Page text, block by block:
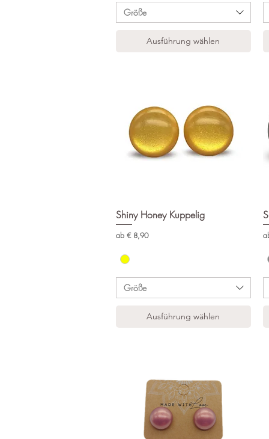
Größe
Ausführung wählen
Schnellansicht
Shiny Honey Kuppelig
ab € 8,90
Sale-Preis
Größe
Ausführung wählen